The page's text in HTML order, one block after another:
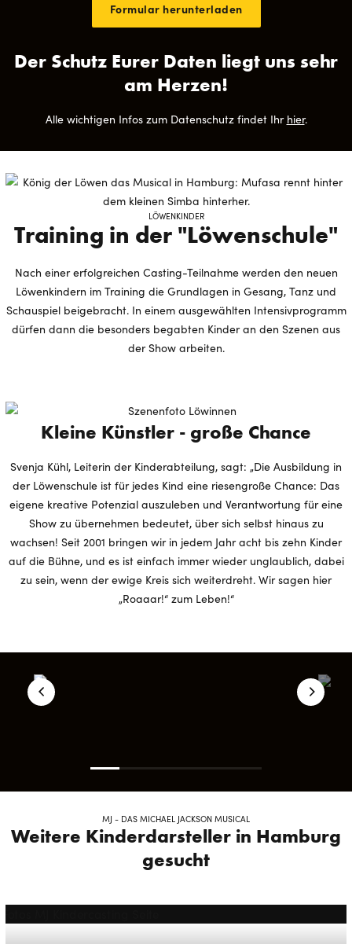
Formular herunterladen
Der Schutz Eurer Daten liegt uns sehr
am Herzen!
Alle wichtigen Infos zum Datenschutz findet Ihr hier.
LÖWENKINDER
Training in der "Löwenschule"
Nach einer erfolgreichen Casting-Teilnahme werden den neuen
Löwenkindern im Training die Grundlagen in Gesang, Tanz und
Schauspiel beigebracht. In einem ausgewählten Intensivprogramm
dürfen dann die besonders begabten Kinder an den Szenen aus
der Show arbeiten.
Klei­ne Künst­ler - große Chan­ce
Svenja Kühl, Leiterin der Kinderabteilung, sagt: „Die Ausbildung in
der Löwenschule ist für jedes Kind eine riesengroße Chance: Das
eigene kreative Potenzial auszuleben und Verantwortung für eine
Show zu übernehmen bedeutet, über sich selbst hinaus zu
wachsen! Seit 2001 bringen wir in jedem Jahr acht bis zehn Kinder
auf die Bühne, und es ist einfach immer wieder unglaublich, dabei
zu sein, wenn der ewige Kreis sich weiterdreht. Wir sagen hier
„Roaaar!“ zum Leben!“
MJ - DAS MICHAEL JACKSON MUSICAL
Weitere Kinderdarsteller in Hamburg
gesucht